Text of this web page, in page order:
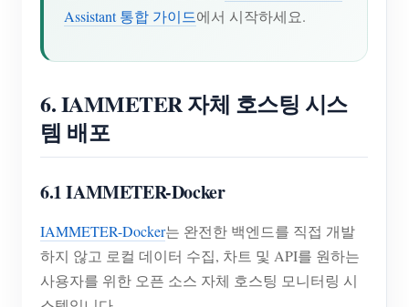
Assistant 통합 가이드에서 시작하세요.
6. IAMMETER 자체 호스팅 시스
템 배포
6.1 IAMMETER-Docker
IAMMETER-Docker는 완전한 백엔드를 직접 개발
하지 않고 로컬 데이터 수집, 차트 및 API를 원하는
사용자를 위한 오픈 소스 자체 호스팅 모니터링 시